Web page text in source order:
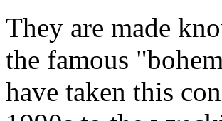
They are made
the famous
have taken this